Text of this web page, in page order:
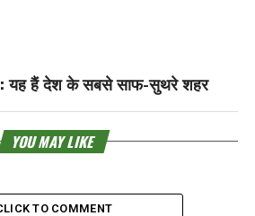
: यह हैं देश के सबसे साफ-सुथरे शहर
YOU MAY LIKE
TO COMMENT